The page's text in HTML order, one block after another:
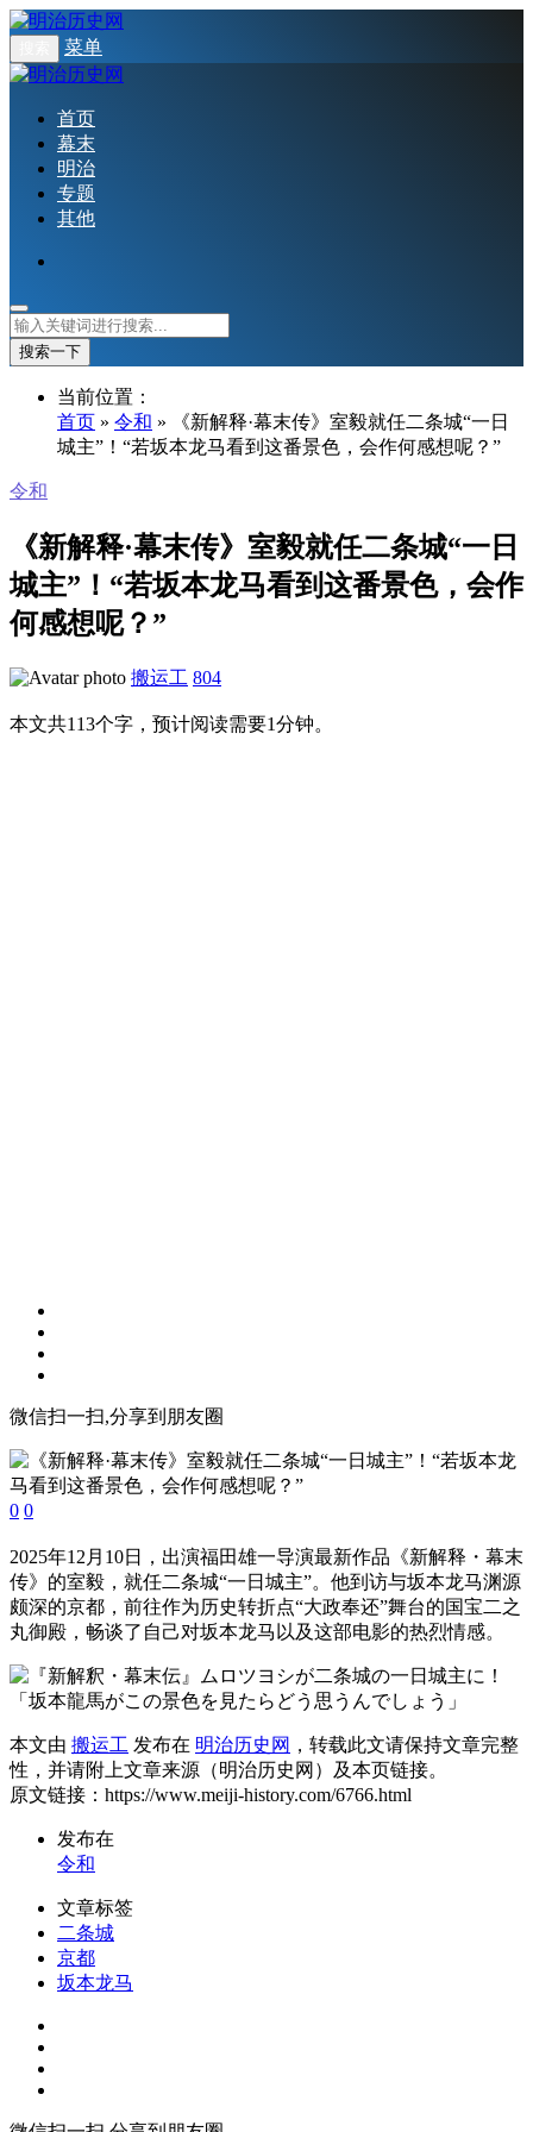
菜单
首页
幕末
明治
专题
其他
搜索一下
当前位置：
首页 » 令和 » 《新解释·幕末传》室毅就任二条城“一日
城主”！“若坂本龙马看到这番景色，会作何感想呢？”
令和
《新解释·幕末传》室毅就任二条城“一日
城主”！“若坂本龙马看到这番景色，会作
何感想呢？”
搬运工 804
本文共113个字，预计阅读需要1分钟。
微信扫一扫,分享到朋友圈
0 0
2025年12月10日，出演福田雄一导演最新作品《新解释・幕末
传》的室毅，就任二条城“一日城主”。他到访与坂本龙马渊源
颇深的京都，前往作为历史转折点“大政奉还”舞台的国宝二之
丸御殿，畅谈了自己对坂本龙马以及这部电影的热烈情感。
本文由 搬运工 发布在 明治历史网 ，转载此文请保持文章完整
性，并请附上文章来源（明治历史网）及本页链接。
原文链接：https://www.meiji-history.com/6766.html
发布在
令和
文章标签
二条城
京都
坂本龙马